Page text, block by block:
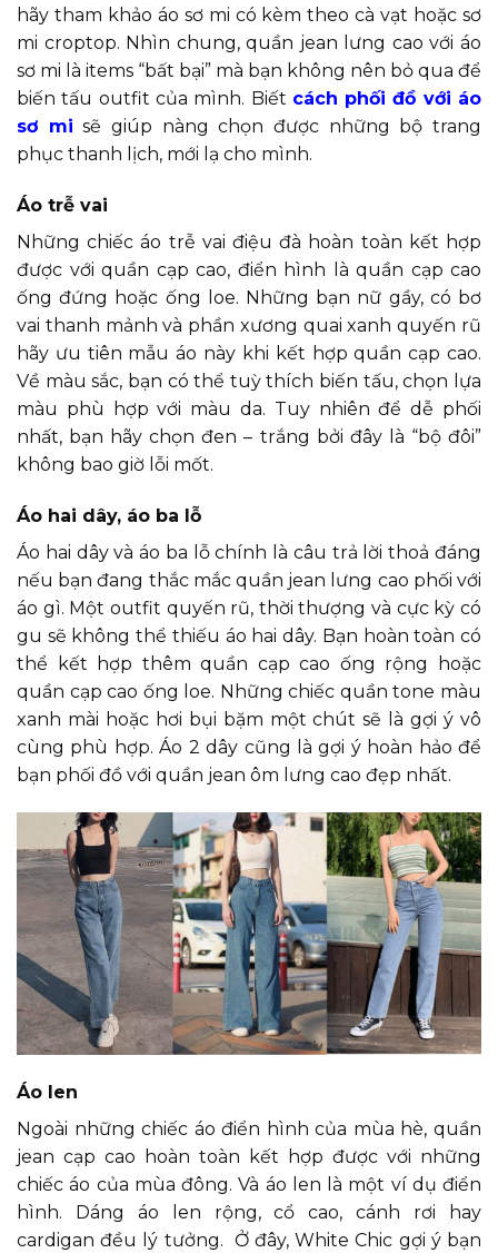
hãy tham khảo áo sơ mi có kèm theo cà vạt hoặc sơ
mi croptop. Nhìn chung, quần jean lưng cao với áo
sơ mi là items “bất bại” mà bạn không nên bỏ qua để
biến tấu outfit của mình. Biết cách phối đồ với áo
sơ mi sẽ giúp nàng chọn được những bộ trang
phục thanh lịch, mới lạ cho mình.
Áo trễ vai
Những chiếc áo trễ vai điệu đà hoàn toàn kết hợp
được với quần cạp cao, điển hình là quần cạp cao
ống đứng hoặc ống loe. Những bạn nữ gầy, có bơ
vai thanh mảnh và phần xương quai xanh quyến rũ
hãy ưu tiên mẫu áo này khi kết hợp quần cạp cao.
Về màu sắc, bạn có thể tuỳ thích biến tấu, chọn lựa
màu phù hợp với màu da. Tuy nhiên để dễ phối
nhất, bạn hãy chọn đen – trắng bởi đây là “bộ đôi”
không bao giờ lỗi mốt.
Áo hai dây, áo ba lỗ
Áo hai dây và áo ba lỗ chính là câu trả lời thoả đáng
nếu bạn đang thắc mắc quần jean lưng cao phối với
áo gì. Một outfit quyến rũ, thời thượng và cực kỳ có
gu sẽ không thể thiếu áo hai dây. Bạn hoàn toàn có
thể kết hợp thêm quần cạp cao ống rộng hoặc
quần cạp cao ống loe. Những chiếc quần tone màu
xanh mài hoặc hơi bụi bặm một chút sẽ là gợi ý vô
cùng phù hợp. Áo 2 dây cũng là gợi ý hoàn hảo để
bạn phối đồ với quần jean ôm lưng cao đẹp nhất.
Áo len
Ngoài những chiếc áo điển hình của mùa hè, quần
jean cạp cao hoàn toàn kết hợp được với những
chiếc áo của mùa đông. Và áo len là một ví dụ điển
hình. Dáng áo len rộng, cổ cao, cánh rơi hay
cardigan đều lý tưởng. Ở đây, White Chic gợi ý bạn